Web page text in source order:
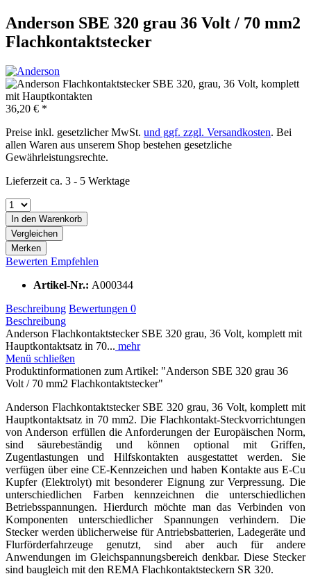
Anderson SBE 320 grau 36 Volt / 70 mm2
Flachkontaktstecker
36,20 € *
Preise inkl. gesetzlicher MwSt. und ggf. zzgl. Versandkosten. Bei
allen Waren aus unserem Shop bestehen gesetzliche
Gewährleistungsrechte.
Lieferzeit ca. 3 - 5 Werktage
In den Warenkorb
Vergleichen
Merken
Bewerten Empfehlen
Artikel-Nr.: A000344
Beschreibung Bewertungen 0
Beschreibung
Anderson Flachkontaktstecker SBE 320 grau, 36 Volt, komplett mit
Hauptkontaktsatz in 70... mehr
Menü schließen
Produktinformationen zum Artikel: "Anderson SBE 320 grau 36
Volt / 70 mm2 Flachkontaktstecker"
Anderson Flachkontaktstecker SBE 320 grau, 36 Volt, komplett mit
Hauptkontaktsatz in 70 mm2. Die Flachkontakt-Steckvorrichtungen
von Anderson erfüllen die Anforderungen der Europäischen Norm,
sind säurebeständig und können optional mit Griffen,
Zugentlastungen und Hilfskontakten ausgestattet werden. Sie
verfügen über eine CE-Kennzeichen und haben Kontakte aus E-Cu
Kupfer (Elektrolyt) mit besonderer Eignung zur Verpressung. Die
unterschiedlichen Farben kennzeichnen die unterschiedlichen
Betriebsspannungen. Hierdurch möchte man das Verbinden von
Komponenten unterschiedlicher Spannungen verhindern. Die
Stecker werden üblicherweise für Antriebsbatterien, Ladegeräte und
Flurförderfahrzeuge genutzt, sind aber auch für andere
Anwendungen im Gleichspannungsbereich denkbar. Diese Stecker
sind baugleich mit den REMA Flachkontaktsteckern SR 320.